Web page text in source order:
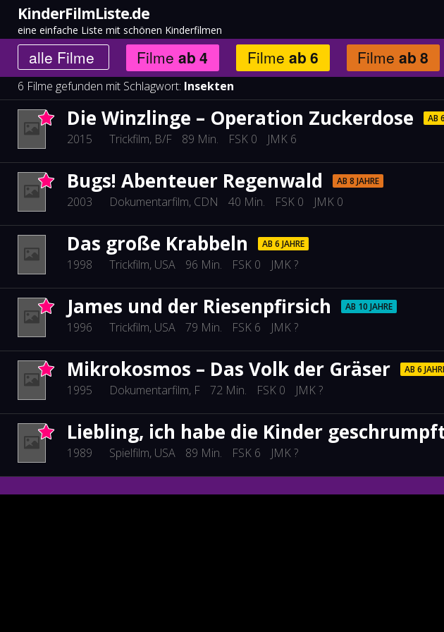
KinderFilmListe.de
eine einfache Liste mit schönen Kinderfilmen
alle Filme Filme ab 4 Filme ab 6 Filme ab 8
6 Filme gefunden mit Schlagwort: Insekten
Die Winzlinge – Operation Zuckerdose AB
2015 Trickfilm, B/F 89 Min. FSK 0 JMK 6
Bugs! Abenteuer Regenwald AB 8 JAHRE
2003 Dokumentarfilm, CDN 40 Min. FSK 0 JMK 0
Das große Krabbeln AB 6 JAHRE
1998 Trickfilm, USA 96 Min. FSK 0 JMK ?
James und der Riesenpfirsich AB 10 JAHRE
1996 Trickfilm, USA 79 Min. FSK 6 JMK ?
Mikrokosmos – Das Volk der Gräser AB 6
1995 Dokumentarfilm, F 72 Min. FSK 0 JMK ?
Liebling, ich habe die Kinder
1989 Spielfilm, USA 89 Min. FSK 6 JMK ?